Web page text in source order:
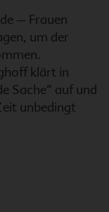
– Frauen
um der
klärt in
Sache“ auf und
unbedingt